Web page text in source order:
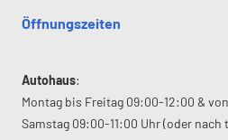
Öffnungszeiten
Autohaus:
Montag bis Freitag 09:00-12:00 &
Samstag 09:00-11:00 Uhr (oder